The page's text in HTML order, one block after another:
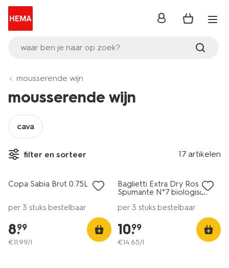
waar ben je naar op zoek?
inloggen
mousserende wijn
mousserende wijn
cava
filter en sorteer 17 artikelen
6=5
alleen online
8
Copa Sabia Brut 0.75L
per 3 stuks bestelbaar
8.
99
€11.99/l
8
Baglietti Extra Dry Rosé
Spumante N°7 biologisch
per 3 stuks bestelbaar
10.
99
€14.65/l